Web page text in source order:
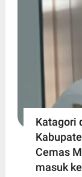
Katagori
Cemas
masuk